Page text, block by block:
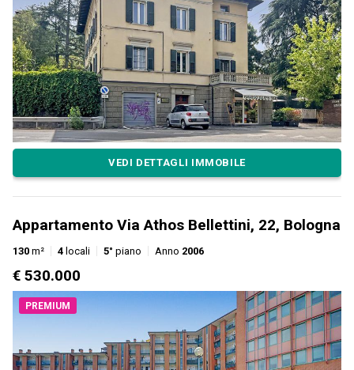
VEDI DETTAGLI IMMOBILE
Appartamento Via Athos Bellettini, 22, Bologna
130 m² 4 locali 5° piano Anno 2006
€ 530.000
PREMIUM